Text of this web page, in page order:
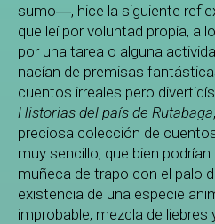
sumo―, hice la siguiente
que leí por voluntad propia, a
por una tarea o alguna
nacían de premisas
cuentos irreales pero
Historias del país de Rutabaga
preciosa colección de
muy sencillo, que bien
muñeca de trapo con el palo
existencia de una especie
improbable, mezcla de liebres